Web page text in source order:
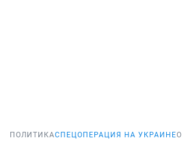
ПОЛИТИКАСПЕЦОПЕРАЦИЯ НА УКРАИНЕ